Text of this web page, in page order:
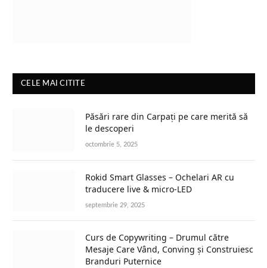
CELE MAI CITITE
Păsări rare din Carpați pe care merită să
le descoperi
octombrie 5, 2025
Rokid Smart Glasses – Ochelari AR cu
traducere live & micro-LED
septembrie 29, 2025
Curs de Copywriting – Drumul către
Mesaje Care Vând, Conving și Construiesc
Branduri Puternice